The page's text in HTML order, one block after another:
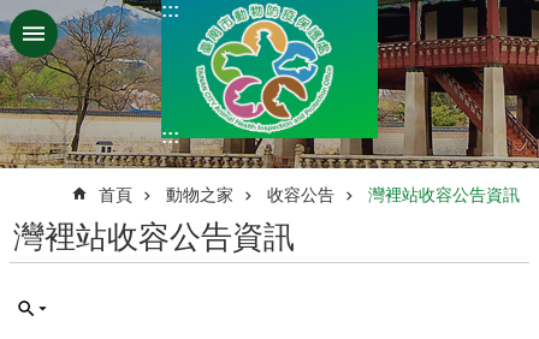
跳到主要內容區塊
:::
:::
首頁 動物之家 收容公告 灣裡站收容公告資訊
灣裡站收容公告資訊